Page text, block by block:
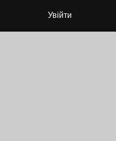
Увійти